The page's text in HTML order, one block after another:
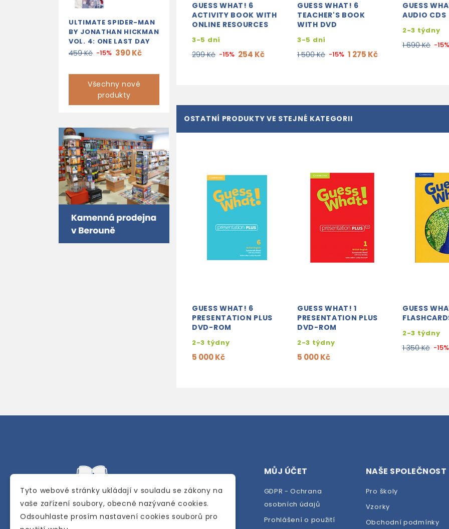
ULTIMATE SPIDER-MAN
BY JONATHAN HICKMAN
VOL. 4: ONE LAST DAY
459 Kč -15% 390 Kč
Všechny nové
produkty
GUESS WHAT! 6
ACTIVITY BOOK WITH
ONLINE RESOURCES
3-5 dní
299 Kč -15% 254 Kč
GUESS WHAT! 6
TEACHER'S BOOK
WITH DVD
3-5 dní
1 500 Kč -15% 1 275 Kč
GUESS
AUDIO CDS
2-3 týdny
1 690 Kč -15%
OSTATNÍ PRODUKTY VE STEJNÉ KATEGORII
GUESS WHAT! 6
PRESENTATION PLUS
DVD-ROM
2-3 týdny
5 000 Kč
GUESS WHAT! 1
PRESENTATION PLUS
DVD-ROM
2-3 týdny
5 000 Kč
GUESS
2-3 týdny
1 350 Kč -15%
Internetové a kamenné knihkupectví se
MŮJ ÚČET
GDPR - Ochrana
osobních údajů
Prohlášení o použití
NAŠE SPOLEČNOST
Pro školy
Vzorky
Obchodní podmínky
Tyto webové stránky ukládají v souladu se zákony na
vaše zařízení soubory, obecně nazývané cookies.
Odsouhlaste prosím nastavení cookies souborů pro